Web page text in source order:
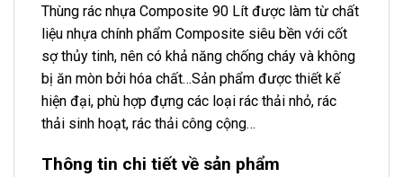
Thùng rác nhựa Composite 90 Lít được làm từ chất
liệu nhựa chính phẩm Composite siêu bền với cốt
sợ thủy tinh, nên có khả năng chống cháy và không
bị ăn mòn bởi hóa chất…Sản phẩm được thiết kế
hiện đại, phù hợp đựng các loại rác thải nhỏ, rác
thải sinh hoạt, rác thải công cộng…
Thông tin chi tiết về sản phẩm